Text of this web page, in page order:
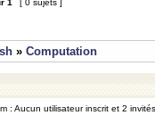
1 [ 0 sujets ]
» Computation
: Aucun utilisateur inscrit et 2 invités